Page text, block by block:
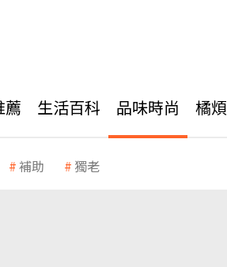
薦 生活百科 品味時尚 橘
補助 獨老